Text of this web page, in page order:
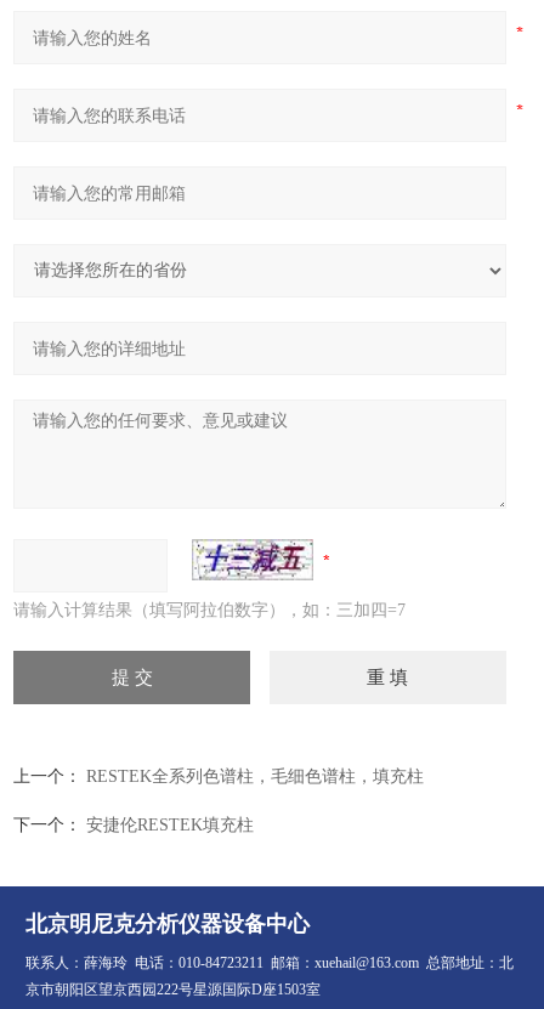
请输入计算结果（填写阿拉伯数字），如：三加四=7
上一个： RESTEK全系列色谱柱，毛细色谱柱，填充柱
下一个： 安捷伦RESTEK填充柱
北京明尼克分析仪器设备中心
联系人：薛海玲 电话：010-84723211 邮箱：xuehail@163.com 总部地址：北
京市朝阳区望京西园222号星源国际D座1503室